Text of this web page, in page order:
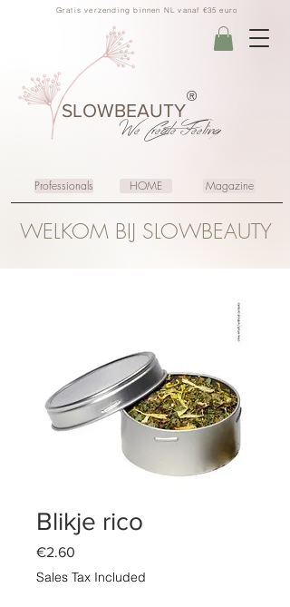
Gratis verzending binnen NL vanaf €35 euro
SLOWBEAUTY
We CreateFeeling
®
Professionals HOME Magazine
WELKOM BIJ SLOWBEAUTY
Blikje rico
€2.60
Sales Tax Included